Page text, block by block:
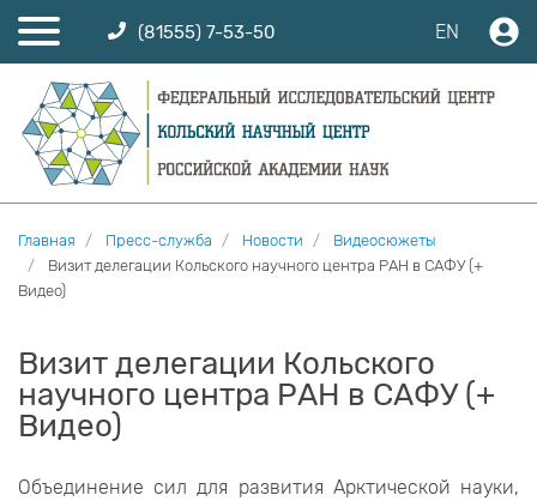
(81555) 7-53-50 EN
Главная Пресс-служба Новости
Видеосюжеты
Визит делегации Кольского научного центра РАН в САФУ (+
Видео)
Визит делегации Кольского
научного центра РАН в САФУ (+
Видео)
Объединение сил для развития Арктической науки,